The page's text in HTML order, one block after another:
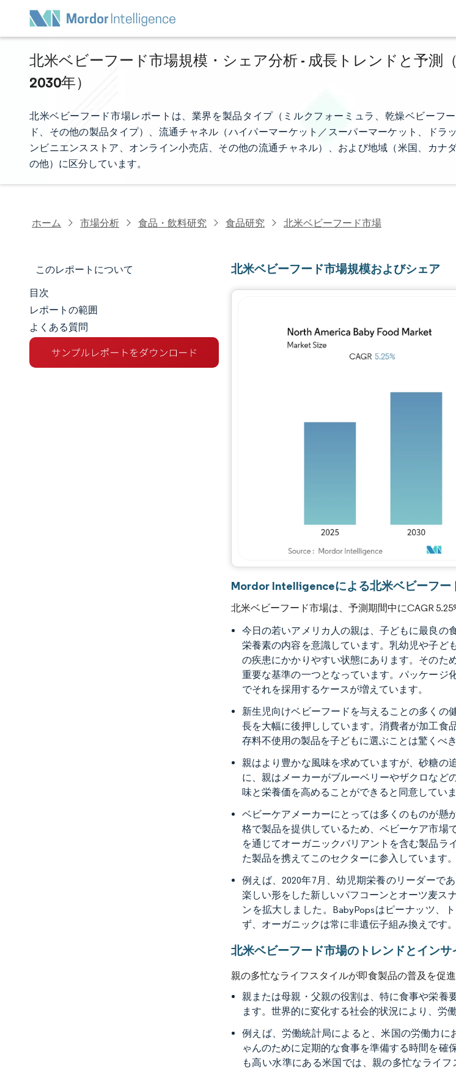
北米ベビーフード市場規模・シェア分析 - 成長トレンドと予測
2030年）
北米ベビーフード市場レポートは、業界を製品タイプ（ミルクフォーミュラ、乾燥ベビーフ
ド、その他の製品タイプ）、流通チャネル（ハイパーマーケット／スーパーマーケット、ドラ
ンビニエンスストア、オンライン小売店、その他の流通チャネル）、および地域（米国、カナ
の他）に区分しています。
ホーム 市場分析 食品・飲料研究 食品研究 北米ベビーフード市場
このレポートについて
マーケットスナップショット
市場概要
主な市場動向
目次
レポートの範囲
よくある質問
北米ベビーフード市場規模およびシェア
Mordor Intelligenceによる北米ベビーフー
北米ベビーフード市場は、予測期間中にCAGR
今日の若いアメリカ人の親は、子どもに最良の
栄養素の内容を意識しています。乳幼児や子ど
の疾患にかかりやすい状態にあります。そのた
重要な基準の一つとなっています。パッケージ
でそれを採用するケースが増えています。
新生児向けベビーフードを与えることの多くの
長を大幅に後押ししています。消費者が加工食
存料不使用の製品を子どもに選ぶことは驚くべ
親はより豊かな風味を求めていますが、砂糖の
に、親はメーカーがブルーベリーやザクロなど
味と栄養価を高めることができると同意していま
ベビーケアメーカーにとっては多くのものが懸
格で製品を提供しているため、ベビーケア市場
を通じてオーガニックバリアントを含む製品ラ
た製品を携えてこのセクターに参入しています。
例えば、2020年7月、幼児期栄養のリーダーで
楽しい形をした新しいパフコーンとオーツ麦ス
ンを拡大しました。BabyPopsはピーナッツ、
ず、オーガニックは常に非遺伝子組み換えです。
北米ベビーフード市場のトレンドとインサ
親の多忙なライフスタイルが即食製品の普及を促進
親または母親・父親の役割は、特に食事や栄養
ます。世界的に変化する社会的状況により、労
例えば、労働統計局によると、米国の労働力に
ゃんのために定期的な食事を準備する時間を確
も高い水準にある米国では、親の多忙なライ